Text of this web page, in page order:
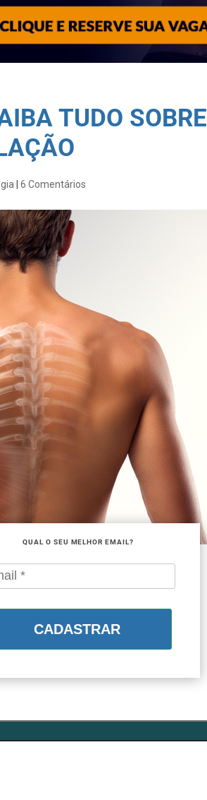
TUDO SOBRE
6 Comentários
QUAL O SEU MELHOR EMAIL?
CADASTRAR